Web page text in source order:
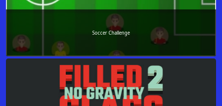
Soccer Challenge